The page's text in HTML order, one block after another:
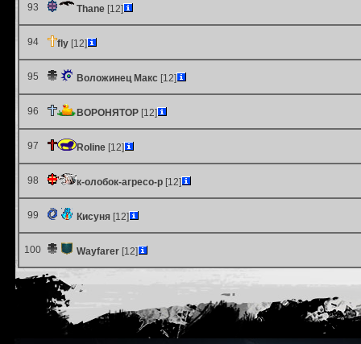
93 Thane [12]
94 fly [12]
95 Воложинец Макс [12]
96 ВОРОНЯТОР [12]
97 Roline [12]
98 к-олобок-агресо-р [12]
99 Кисуня [12]
100 Wayfarer [12]